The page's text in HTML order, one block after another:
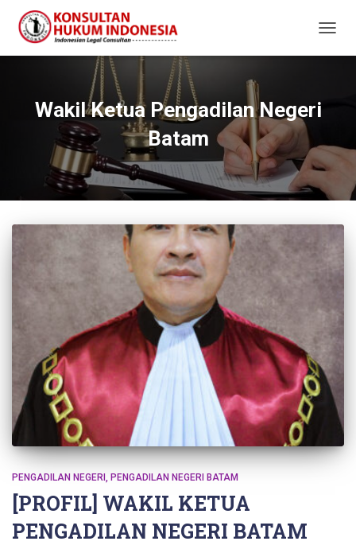
Wakil Ketua Pengadilan Negeri
Batam
PENGADILAN NEGERI PENGADILAN NEGERI BATAM
[PROFIL] WAKIL KETUA
PENGADILAN NEGERI BATAM